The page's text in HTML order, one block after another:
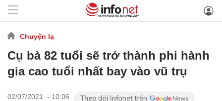
Chuyện lạ
Cụ bà 82 tuổi sẽ trở thành phi hành
gia cao tuổi nhất bay vào vũ trụ
02/07/2021 - 10:06